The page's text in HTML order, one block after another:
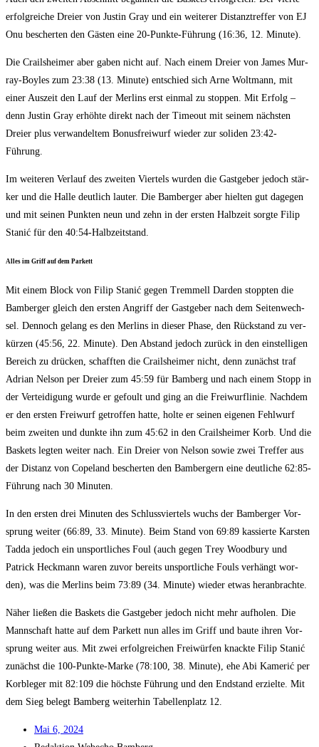
erfolg­rei­che Drei­er von Jus­tin Gray und ein wei­te­rer Distanz­tref­fer von EJ
Onu bescher­ten den Gäs­ten eine 20-Punk­te-Füh­rung (16:36, 12. Minute).
Die Crails­hei­mer aber gaben nicht auf. Nach einem Drei­er von James Mur­
ray-Boyl­es zum 23:38 (13. Minu­te) ent­schied sich Arne Wolt­mann, mit
einer Aus­zeit den Lauf der Mer­lins erst ein­mal zu stop­pen. Mit Erfolg –
denn Jus­tin Gray erhöh­te direkt nach der Time­out mit sei­nem nächs­ten
Drei­er plus ver­wan­del­tem Bonus­frei­wurf wie­der zur soli­den 23:42-
Führung.
Im wei­te­ren Ver­lauf des zwei­ten Vier­tels wur­den die Gast­ge­ber jedoch stär­
ker und die Hal­le deut­lich lau­ter. Die Bam­ber­ger aber hiel­ten gut dage­gen
und mit sei­nen Punk­ten neun und zehn in der ers­ten Halb­zeit sorg­te Filip
Sta­nić für den 40:54-Halbzeitstand.
Alles im Griff auf dem Parkett
Mit einem Block von Filip Sta­nić gegen Trem­mell Darden stopp­ten die
Bam­ber­ger gleich den ers­ten Angriff der Gast­ge­ber nach dem Sei­ten­wech­
sel. Den­noch gelang es den Mer­lins in die­ser Pha­se, den Rück­stand zu ver­
kür­zen (45:56, 22. Minu­te). Den Abstand jedoch zurück in den ein­stel­li­gen
Bereich zu drü­cken, schaff­ten die Crails­hei­mer nicht, denn zunächst traf
Adri­an Nel­son per Drei­er zum 45:59 für Bam­berg und nach einem Stopp in
der Ver­tei­di­gung wur­de er gefoult und ging an die Frei­wurf­li­nie. Nach­dem
er den ers­ten Frei­wurf getrof­fen hat­te, hol­te er sei­nen eige­nen Fehl­wurf
beim zwei­ten und dunk­te ihn zum 45:62 in den Crails­hei­mer Korb. Und die
Bas­kets leg­ten wei­ter nach. Ein Drei­er von Nel­son sowie zwei Tref­fer aus
der Distanz von Cope­land bescher­ten den Bam­ber­gern eine deut­li­che 62:85-
Führung nach 30 Minuten.
In den ers­ten drei Minu­ten des Schluss­vier­tels wuchs der Bam­ber­ger Vor­
sprung wei­ter (66:89, 33. Minu­te). Beim Stand von 69:89 kas­sier­te Kars­ten
Tad­da jedoch ein unsport­li­ches Foul (auch gegen Trey Wood­bu­ry und
Patrick Heck­mann waren zuvor bereits unsport­li­che Fouls ver­hängt wor­
den), was die Mer­lins beim 73:89 (34. Minu­te) wie­der etwas heranbrachte.
Näher lie­ßen die Bas­kets die Gast­ge­ber jedoch nicht mehr auf­ho­len. Die
Mann­schaft hat­te auf dem Par­kett nun alles im Griff und bau­te ihren Vor­
sprung wei­ter aus. Mit zwei erfolg­rei­chen Frei­wür­fen knack­te Filip Sta­nić
zunächst die 100-Punk­te-Mar­ke (78:100, 38. Minu­te), ehe Abi Kame­rić per
Korb­le­ger mit 82:109 die höchs­te Füh­rung und den End­stand erziel­te. Mit
dem Sieg belegt Bam­berg wei­ter­hin Tabel­len­platz 12.
Mai 6, 2024